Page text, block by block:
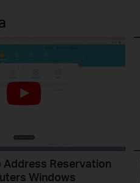
Address Reservation
Windows